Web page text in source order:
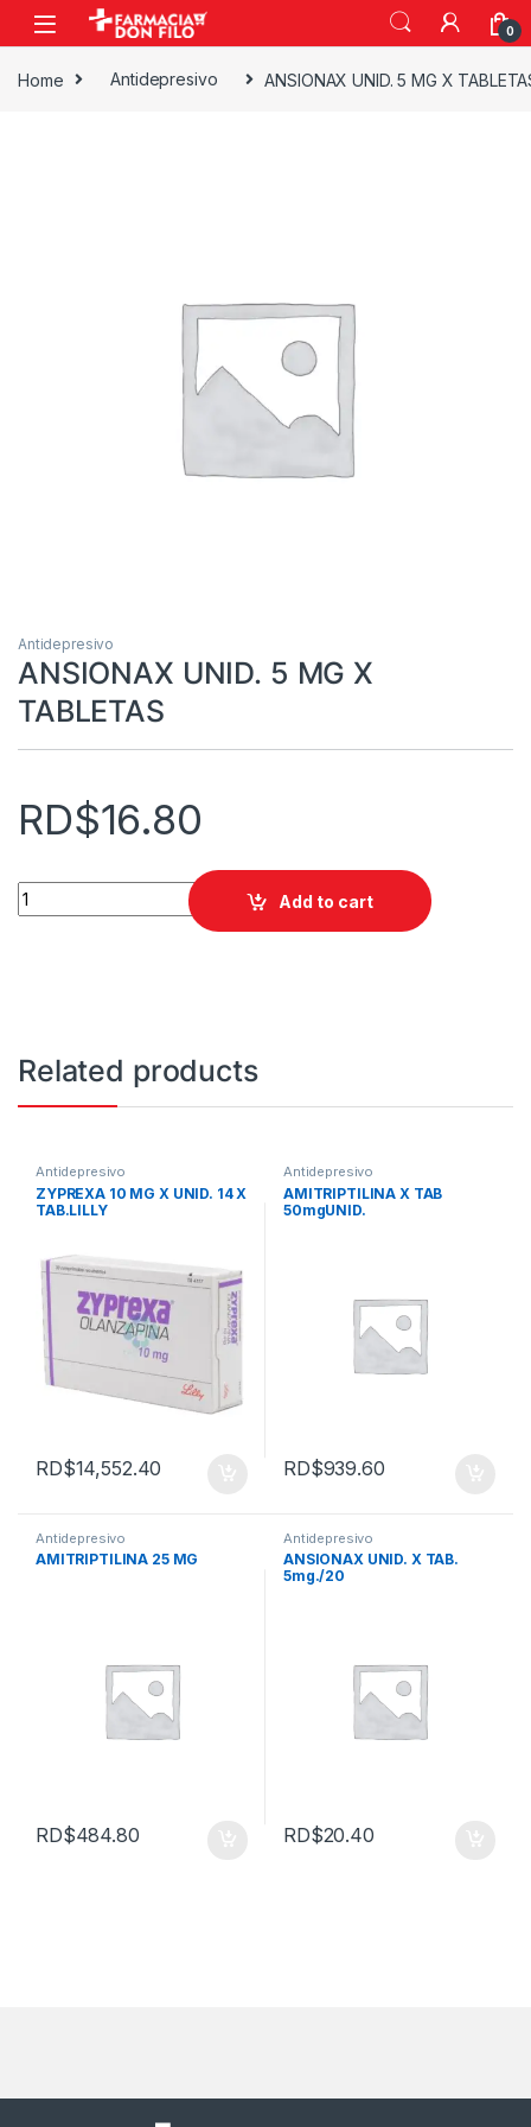
0
Home Antidepresivo ANSIONAX UNID. 5 MG X
Antidepresivo
ANSIONAX UNID. 5 MG X
TABLETAS
RD$16.80
ANSIONAX UNID. 5 MG X TABLETAS quantity
Add to cart
Related products
Antidepresivo
ZYPREXA 10 MG X UNID. 14 X
TAB.LILLY
RD$14,552.40
Antidepresivo
AMITRIPTILINA X TAB
50mgUNID.
RD$939.60
Antidepresivo
AMITRIPTILINA 25 MG
RD$484.80
Antidepresivo
ANSIONAX UNID. X TAB.
5mg./20
RD$20.40